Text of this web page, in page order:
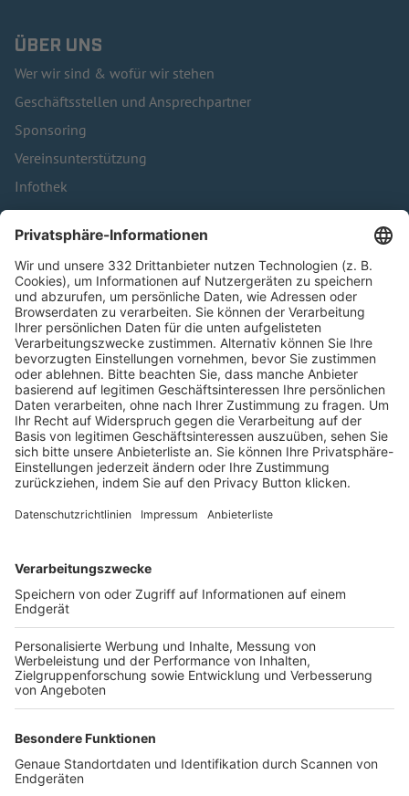
ÜBER UNS
Wer wir sind & wofür wir stehen
Geschäftsstellen und Ansprechpartner
Sponsoring
Vereinsunterstützung
Infothek
Kontakt
HÄUFIG BESUCHTE SEITEN
Pässe und Vereinswechsel
Trainerausbildung
Schulungsangebot Vereinsmitarbeiter
BFV-Geschäftsstellen
Trainerbörse
Login SpielPlus
FOLGE DEM BFV
TOP-VEREINE
TOP-PARTNER